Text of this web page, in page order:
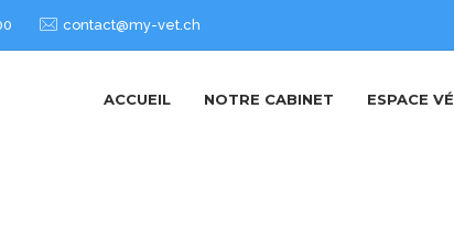
contact@my-vet.ch
ACCUEIL NOTRE CABINET ESPACE